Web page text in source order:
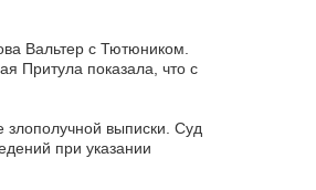
Вальтер с Тютюником.
Притула показала, что с
выписки. Суд
при указании